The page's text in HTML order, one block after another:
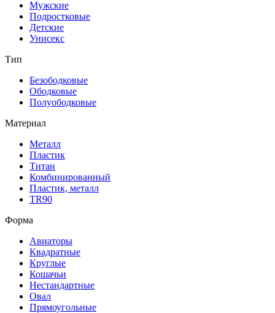
Мужские
Подростковые
Детские
Унисекс
Тип
Безободковые
Ободковые
Полуободковые
Материал
Металл
Пластик
Титан
Комбинированный
Пластик, металл
TR90
Форма
Авиаторы
Квадратные
Круглые
Кошачьи
Нестандартные
Овал
Прямоугольные